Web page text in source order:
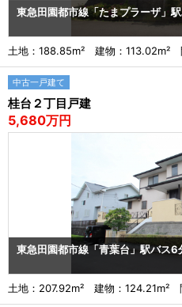
東急田園都市線「たまプラーザ」
土地：188.85m² 建物：113.02m²
中古一戸建て
桂台２丁目戸建
5,680万円
東急田園都市線「青葉台」駅バス
土地：207.92m² 建物：124.21m²